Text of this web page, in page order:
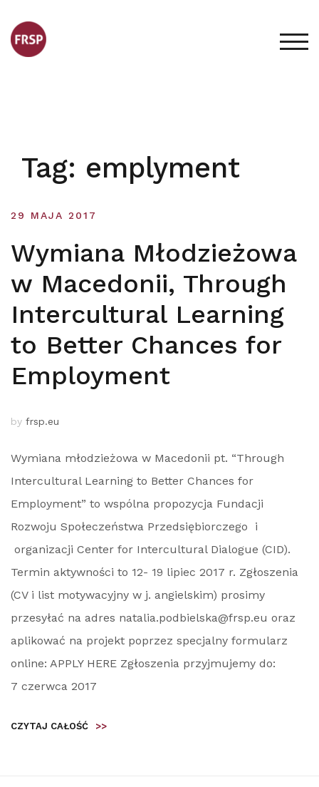
content
Tag: emplyment
29 MAJA 2017
Wymiana Młodzieżowa
w Macedonii, Through
Intercultural Learning
to Better Chances for
Employment
by frsp.eu
Wymiana młodzieżowa w Macedonii pt. “Through
Intercultural Learning to Better Chances for
Employment” to wspólna propozycja Fundacji
Rozwoju Społeczeństwa Przedsiębiorczego i
organizacji Center for Intercultural Dialogue (CID).
Termin aktywności to 12- 19 lipiec 2017 r. Zgłoszenia
(CV i list motywacyjny w j. angielskim) prosimy
przesyłać na adres natalia.podbielska@frsp.eu oraz
aplikować na projekt poprzez specjalny formularz
online: APPLY HERE Zgłoszenia przyjmujemy do:
7 czerwca 2017
CZYTAJ CAŁOŚĆ >>